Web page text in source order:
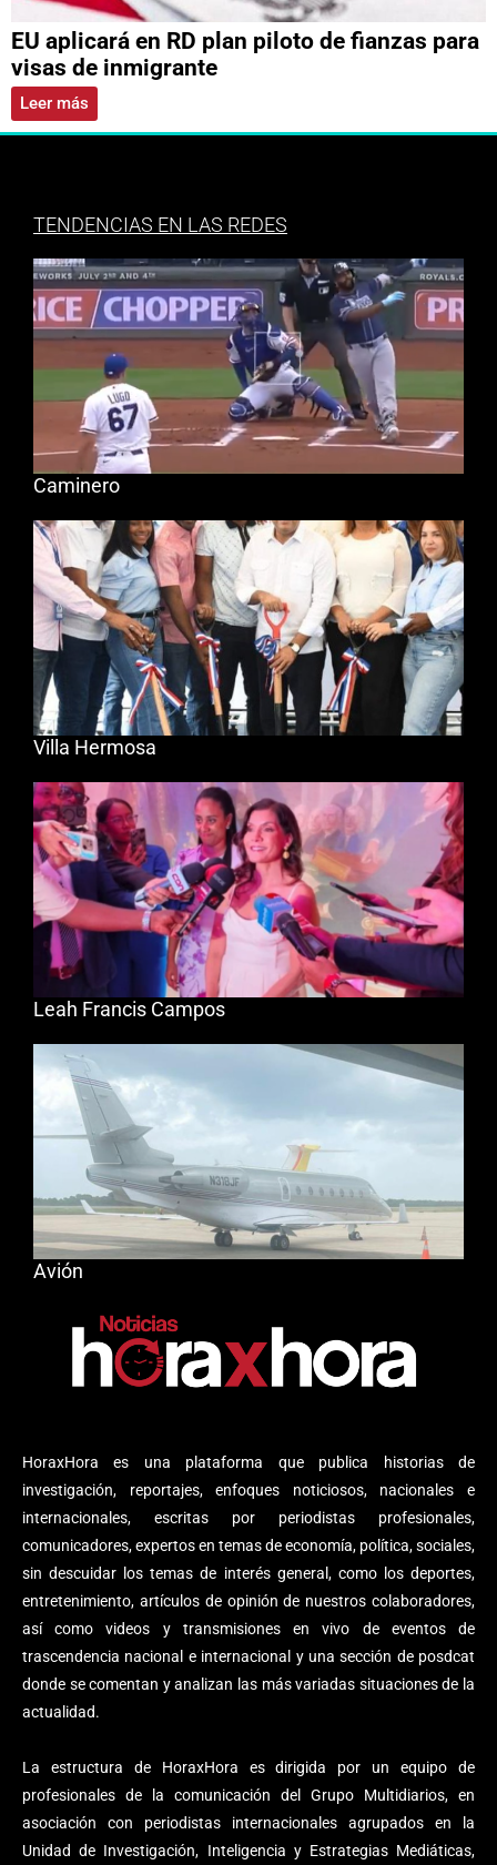
EU aplicará en RD plan piloto de fianzas para
visas de inmigrante
Leer más
HoraxHora es una plataforma que publica historias de
investigación, reportajes, enfoques noticiosos, nacionales e
internacionales, escritas por periodistas profesionales,
comunicadores, expertos en temas de economía, política, sociales,
sin descuidar los temas de interés general, como los deportes,
entretenimiento, artículos de opinión de nuestros colaboradores,
así como videos y transmisiones en vivo de eventos de
trascendencia nacional e internacional y una sección de posdcat
donde se comentan y analizan las más variadas situaciones de la
actualidad.
La estructura de HoraxHora es dirigida por un equipo de
profesionales de la comunicación del Grupo Multidiarios, en
asociación con periodistas internacionales agrupados en la
Unidad de Investigación, Inteligencia y Estrategias Mediáticas,
TENDENCIAS EN LAS REDES
Caminero
Villa Hermosa
Leah Francis Campos
Avión